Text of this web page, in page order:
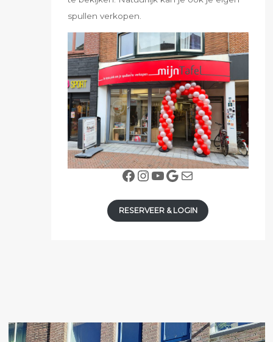
spullen verkopen.
Facebook
Instagram
YouTube
Google
E-mail
RESERVEER & LOGIN